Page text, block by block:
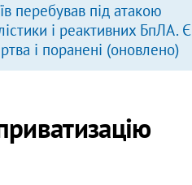
перебував під атакою
і реактивних БпЛА. Є
і поранені (оновлено)